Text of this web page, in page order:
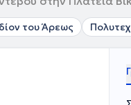
του Άρεως